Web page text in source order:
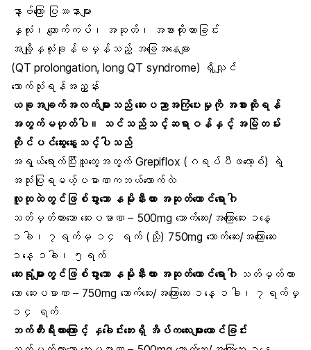
နာ့ဗ်ကြော ပြဿနာများ
နှလုံး၊ ကျောက်ကပ်၊ အဆုတ်၊ အစားထိုးထားခြင်း
အချို့နှလုံးခုန်မမှန်သည့် အခြေအနေများ
(QT prolongation, long QT syndrome) ရှိလျှင်
သောက်သုံးရန်အညွှန်း
ယခုအချက်အလက်များသည် ဆေးပညာအကြံပေးမှုကို အစားထိုးရန်
အတွက်မဟုတ်ပါ။ သင်သည်သင့်ဆရာဝန်နှင့် အမြဲတမ်း
တိုင်ပင်ဆွေးနွေးသင့်ပါသည်
အရွယ်ရောက်ပြီးသူတွေအတွက် Grepiflox (ဂရပ်ပီဖလော့စ်) ရဲ့
အသုံးပြုရမယ့်ပမာဏကဘယ်လောက်လဲ
လူထုထဲတွင်ဖြစ်ပွားသော နမိုးနီးယား အဆုတ်ယောင်ရောဂါ
သတ်မှတ်ထားသော ဆေးပမာဏ – 500mg သောက်ဆေး/အကြောဆေး ၁နေ့
၁ခါ၊ ၇ရက်မှ ၁၄ ရက် (သို့) 750mg သောက်ဆေး/အကြောဆေး
၁နေ့ ၁ခါ၊ ၅ရက်
ဆေးရုံများတွင်ဖြစ်ပွားသော နမိုးနီးယား အဆုတ်ယောင်ရောဂါသတ်မှတ်ထား
သော ဆေးပမာဏ – 750mg သောက်ဆေး/အကြောဆေး ၁နေ့ ၁ခါ၊ ၇ရက်မှ
၁၄ ရက်
ဘက်တီးရီးယားကြောင့် နှခေါင်းဘေးရှိ အိပ်ကလေးများယောင်ခြင်း